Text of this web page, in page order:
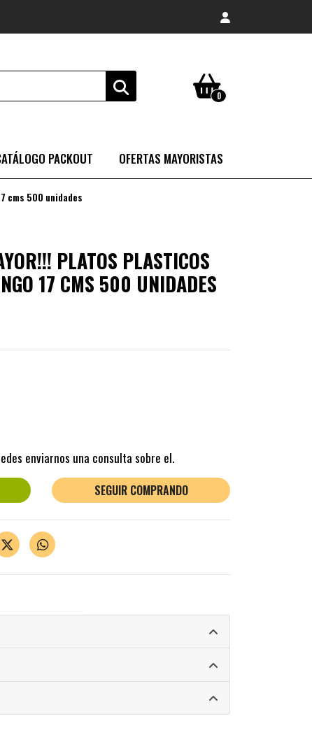
0
PACKOUT OFERTAS MAYORISTAS
cms 500 unidades
PLATOS PLASTICOS
17 CMS 500 UNIDADES
enviarnos una consulta sobre el.
SEGUIR COMPRANDO